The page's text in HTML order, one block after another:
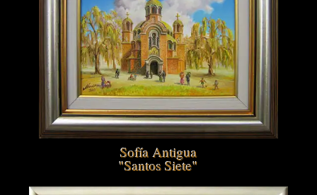
Sofía Antigua
"Santos Siete"